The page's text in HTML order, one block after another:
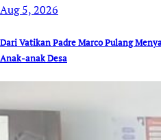
Aug 5, 2026
Dari Vatikan Padre Marco Pulang
Anak-anak Desa